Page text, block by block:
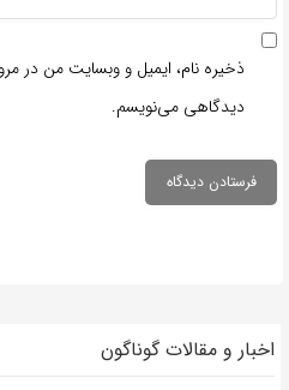
ذخیره نام، ایمیل و وبسایت من در
دیدگاهی می‌نویسم.
اخبار و مقالات گوناگون